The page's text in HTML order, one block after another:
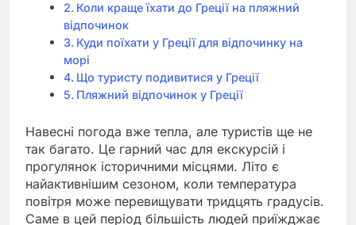
Коли краще їхати до Греції на пляжний
відпочинок
Куди поїхати у Греції для відпочинку на
морі
Що туристу подивитися у Греції
Пляжний відпочинок у Греції
Навесні погода вже тепла, але туристів ще не
так багато. Це гарний час для екскурсій і
прогулянок історичними місцями. Літо є
найактивнішим сезоном, коли температура
повітря може перевищувати тридцять градусів.
Саме в цей період більшість людей приїжджає